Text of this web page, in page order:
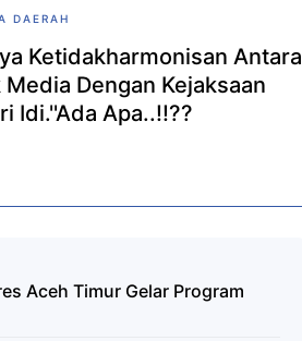
DAERAH
Ketidakharmonisan Antara
Media Dengan Kejaksaan
Idi.''Ada Apa..!!??
Aceh Timur Gelar Program